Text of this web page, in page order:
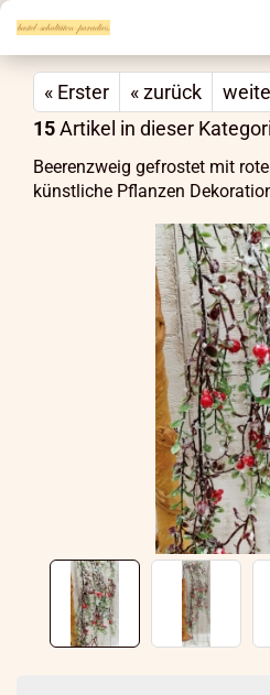
« Erster « zurück
15Artikel in dieser
Beerenzweig gefrostet mit
künstliche Pflanzen